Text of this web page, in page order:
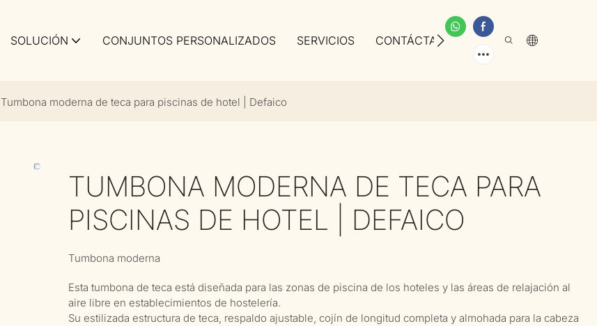
SOLUCIÓN CONJUNTOS PERSONALIZADOS SERVICIOS CONTÁCTANOS SOBRE NOSOTROS
Tumbona moderna de teca para piscinas de hotel | Defaico
TUMBONA MODERNA DE TECA PARA
PISCINAS DE HOTEL | DEFAICO
Tumbona moderna
Esta tumbona de teca está diseñada para las zonas de piscina de los hoteles y las áreas de relajación al
aire libre en establecimientos de hostelería.
Su estilizada estructura de teca, respaldo ajustable, cojín de longitud completa y almohada para la cabeza